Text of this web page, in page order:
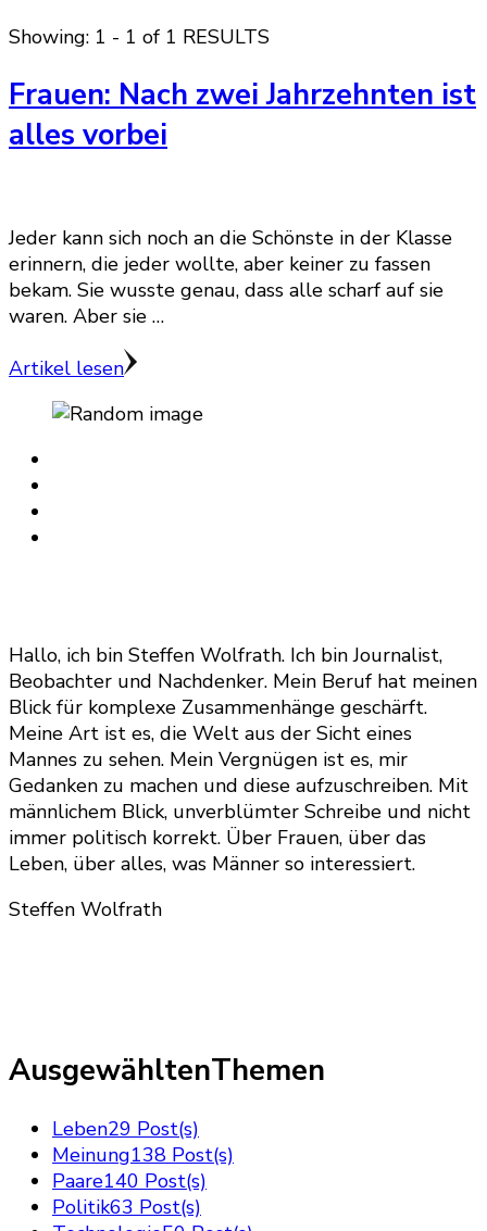
Showing: 1 - 1 of 1 RESULTS
Frauen: Nach zwei Jahrzehnten ist
alles vorbei
Jeder kann sich noch an die Schönste in der Klasse
erinnern, die jeder wollte, aber keiner zu fassen
bekam. Sie wusste genau, dass alle scharf auf sie
waren. Aber sie …
Artikel lesen
Hallo, ich bin Steffen Wolfrath. Ich bin Journalist,
Beobachter und Nachdenker. Mein Beruf hat meinen
Blick für komplexe Zusammenhänge geschärft.
Meine Art ist es, die Welt aus der Sicht eines
Mannes zu sehen. Mein Vergnügen ist es, mir
Gedanken zu machen und diese aufzuschreiben. Mit
männlichem Blick, unverblümter Schreibe und nicht
immer politisch korrekt. Über Frauen, über das
Leben, über alles, was Männer so interessiert.
Steffen Wolfrath
AusgewähltenThemen
Leben29 Post(s)
Meinung138 Post(s)
Paare140 Post(s)
Politik63 Post(s)